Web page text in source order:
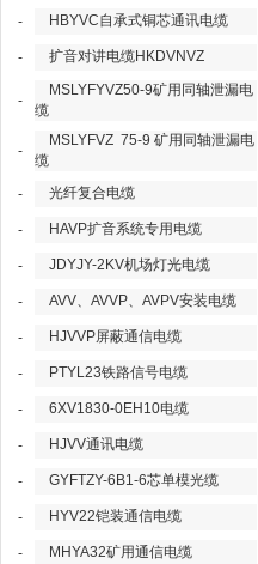
- HBYVC自承式铜芯通讯电缆
- 扩音对讲电缆HKDVNVZ
-
MSLYFYVZ50-9矿用同轴泄漏电
缆
-
MSLYFVZ 75-9 矿用同轴泄漏电
缆
-
光纤复合电缆
- HAVP扩音系统专用电缆
- JDYJY-2KV机场灯光电缆
- AVV、AVVP、AVPV安装电缆
- HJVVP屏蔽通信电缆
- PTYL23铁路信号电缆
- 6XV1830-0EH10电缆
- HJVV通讯电缆
- GYFTZY-6B1-6芯单模光缆
- HYV22铠装通信电缆
- MHYA32矿用通信电缆